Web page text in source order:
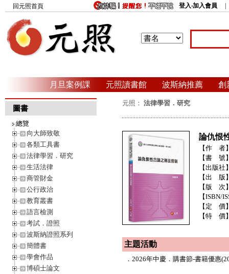
回元照首頁 登入‧加入會員
月旦案例課 元照讀書館 波斯納推薦 創
圖書
總覽
向大師致敬
各類工具書
法律學習．研究
生活法律
商管財金
公行政治
教育叢書
語言檢測
考試．證照
波斯納證照系列
簡體書
學會作品
博碩士論文
元照： 法律學習．研究
論仇恨
【作 者
【書 號
【出版社
【出 版
【版 次
【ISBN/
【定 價
【特 價
主題活動
． 2026年中慶．購書節-書籍優惠